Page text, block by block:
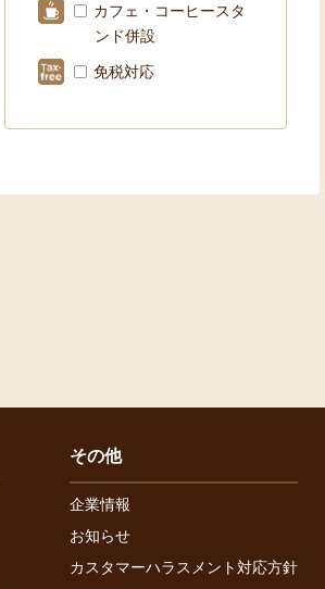
カフェ・コーヒースタ
ンド併設
免税対応
その他
企業情報
お知らせ
カスタマーハラスメント対応方針